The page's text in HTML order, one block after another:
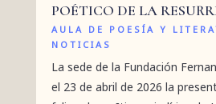
POÉTICO DE LA
AULA DE POESÍA Y
NOTICIAS
La sede de la Fundación
el 23 de abril de 2026 la